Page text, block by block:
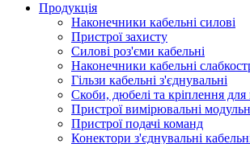
Продукція
Наконечники кабельні силові
Пристрої захисту
Силові роз'єми кабельні
Наконечники кабельні
Гільзи кабельні з'єднувальні
Скоби, дюбелі та кріплення для
Пристрої вимірювальні
Пристрої подачі команд
Конектори з'єднувальні